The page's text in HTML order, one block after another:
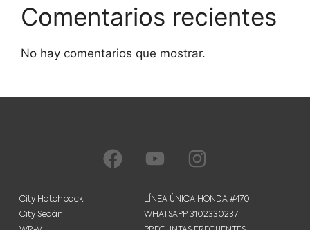
Comentarios recientes
No hay comentarios que mostrar.
City Hatchback
City Sedán
LÍNEA ÚNICA HONDA #470
WHATSAPP 3102330237